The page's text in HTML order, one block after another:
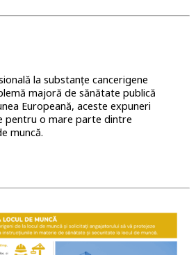
la substanțe cancerigene
majoră de sănătate publică
Europeană, aceste expuneri
pentru o mare parte dintre
muncă.